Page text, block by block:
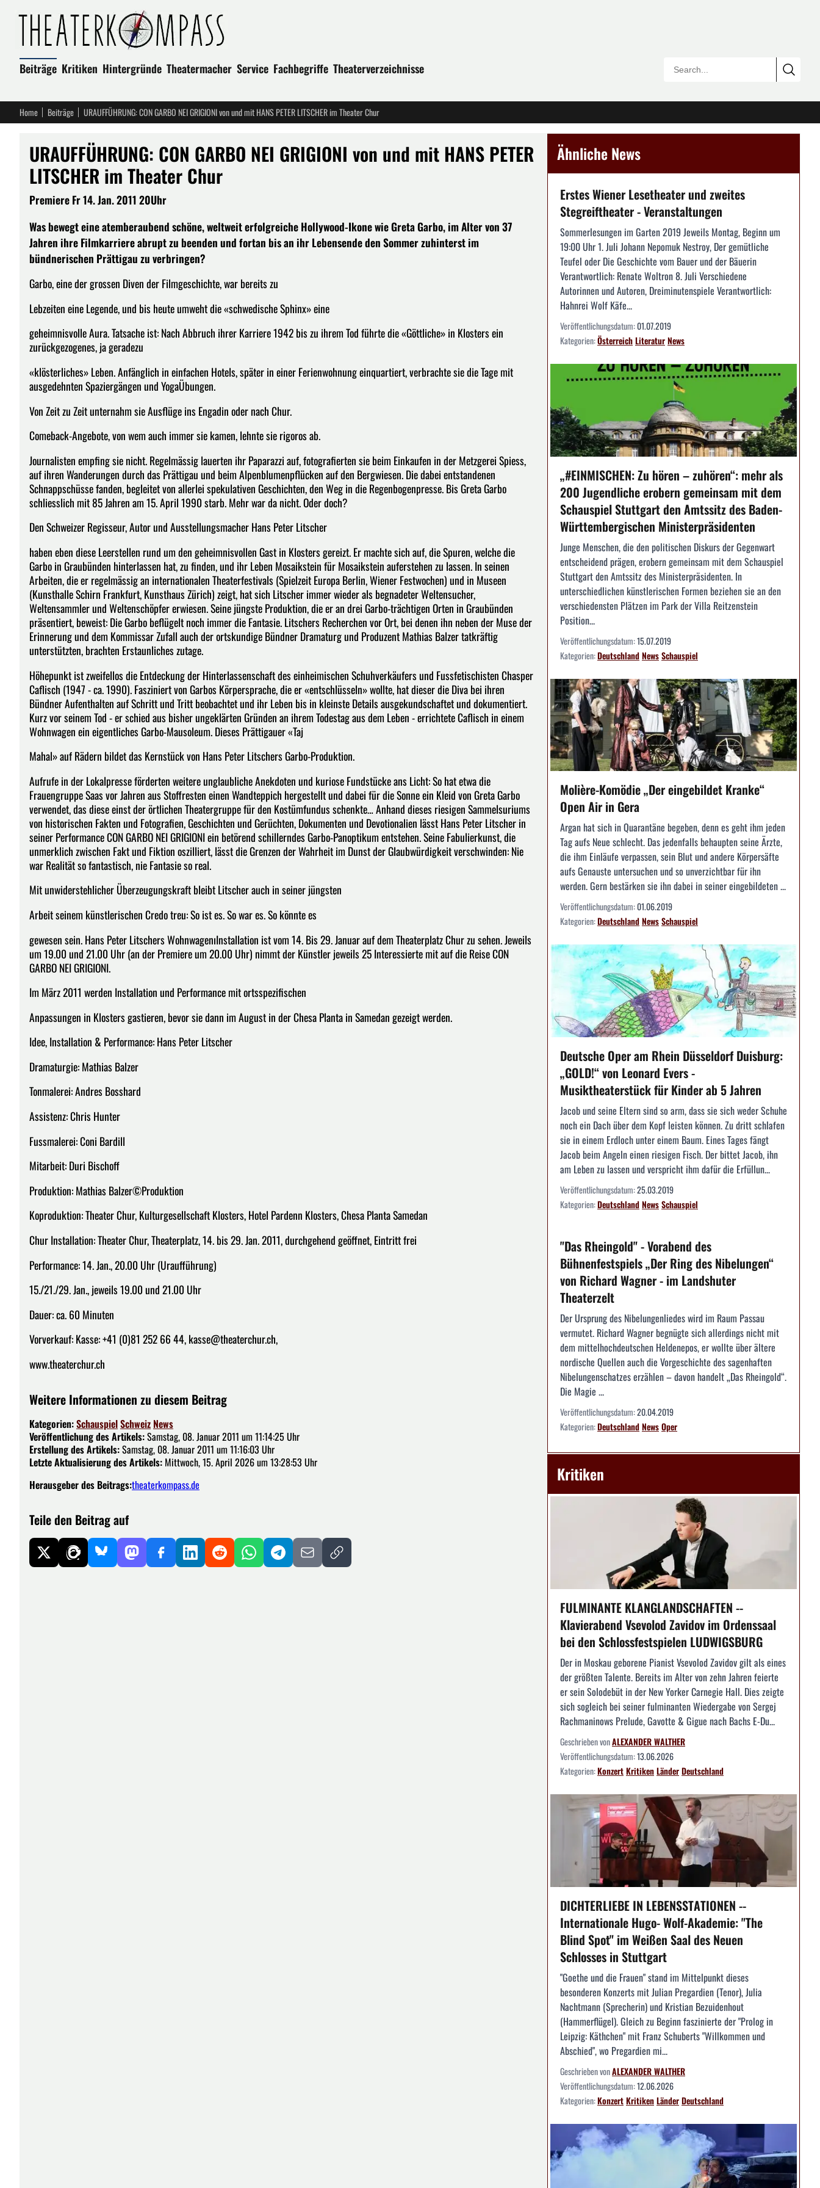
Beiträge Kritiken Hintergründe Theatermacher Service Fachbegriffe Theaterverzeichnisse
Home Beiträge URAUFFÜHRUNG: CON GARBO NEI GRIGIONI von und mit HANS PETER LITSCHER im Theater Chur
URAUFFÜHRUNG: CON GARBO NEI GRIGIONI von und mit HANS PETER
LITSCHER im Theater Chur
Premiere Fr 14. Jan. 2011 20Uhr
Was bewegt eine atemberaubend schöne, weltweit erfolgreiche Hollywood-Ikone wie Greta Garbo, im Alter von 37
Jahren ihre Filmkarriere abrupt zu beenden und fortan bis an ihr Lebensende den Sommer zuhinterst im
bündnerischen Prättigau zu verbringen?
Garbo, eine der grossen Diven der Filmgeschichte, war bereits zu
Lebzeiten eine Legende, und bis heute umweht die «schwedische Sphinx» eine
geheimnisvolle Aura. Tatsache ist: Nach Abbruch ihrer Karriere 1942 bis zu ihrem Tod führte die «Göttliche» in Klosters ein
zurückgezogenes, ja geradezu
«klösterliches» Leben. Anfänglich in einfachen Hotels, später in einer Ferienwohnung einquartiert, verbrachte sie die Tage mit
ausgedehnten Spaziergängen und YogaÜbungen.
Von Zeit zu Zeit unternahm sie Ausflüge ins Engadin oder nach Chur.
Comeback-Angebote, von wem auch immer sie kamen, lehnte sie rigoros ab.
Journalisten empfing sie nicht. Regelmässig lauerten ihr Paparazzi auf, fotografierten sie beim Einkaufen in der Metzgerei Spiess,
auf ihren Wanderungen durch das Prättigau und beim Alpenblumenpflücken auf den Bergwiesen. Die dabei entstandenen
Schnappschüsse fanden, begleitet von allerlei spekulativen Geschichten, den Weg in die Regenbogenpresse. Bis Greta Garbo
schliesslich mit 85 Jahren am 15. April 1990 starb. Mehr war da nicht. Oder doch?
Den Schweizer Regisseur, Autor und Ausstellungsmacher Hans Peter Litscher
haben eben diese Leerstellen rund um den geheimnisvollen Gast in Klosters gereizt. Er machte sich auf, die Spuren, welche die
Garbo in Graubünden hinterlassen hat, zu finden, und ihr Leben Mosaikstein für Mosaikstein auferstehen zu lassen. In seinen
Arbeiten, die er regelmässig an internationalen Theaterfestivals (Spielzeit Europa Berlin, Wiener Festwochen) und in Museen
(Kunsthalle Schirn Frankfurt, Kunsthaus Zürich) zeigt, hat sich Litscher immer wieder als begnadeter Weltensucher,
Weltensammler und Weltenschöpfer erwiesen. Seine jüngste Produktion, die er an drei Garbo-trächtigen Orten in Graubünden
präsentiert, beweist: Die Garbo beflügelt noch immer die Fantasie. Litschers Recherchen vor Ort, bei denen ihn neben der Muse der
Erinnerung und dem Kommissar Zufall auch der ortskundige Bündner Dramaturg und Produzent Mathias Balzer tatkräftig
unterstützten, brachten Erstaunliches zutage.
Höhepunkt ist zweifellos die Entdeckung der Hinterlassenschaft des einheimischen Schuhverkäufers und Fussfetischisten Chasper
Caflisch (1947 - ca. 1990). Fasziniert von Garbos Körpersprache, die er «entschlüsseln» wollte, hat dieser die Diva bei ihren
Bündner Aufenthalten auf Schritt und Tritt beobachtet und ihr Leben bis in kleinste Details ausgekundschaftet und dokumentiert.
Kurz vor seinem Tod - er schied aus bisher ungeklärten Gründen an ihrem Todestag aus dem Leben - errichtete Caflisch in einem
Wohnwagen ein eigentliches Garbo-Mausoleum. Dieses Prättigauer «Taj
Mahal» auf Rädern bildet das Kernstück von Hans Peter Litschers Garbo-Produktion.
Aufrufe in der Lokalpresse förderten weitere unglaubliche Anekdoten und kuriose Fundstücke ans Licht: So hat etwa die
Frauengruppe Saas vor Jahren aus Stoffresten einen Wandteppich hergestellt und dabei für die Sonne ein Kleid von Greta Garbo
verwendet, das diese einst der örtlichen Theatergruppe für den Kostümfundus schenkte… Anhand dieses riesigen Sammelsuriums
von historischen Fakten und Fotografien, Geschichten und Gerüchten, Dokumenten und Devotionalien lässt Hans Peter Litscher in
seiner Performance CON GARBO NEI GRIGIONI ein betörend schillerndes Garbo-Panoptikum entstehen. Seine Fabulierkunst, die
unmerklich zwischen Fakt und Fiktion oszilliert, lässt die Grenzen der Wahrheit im Dunst der Glaubwürdigkeit verschwinden: Nie
war Realität so fantastisch, nie Fantasie so real.
Mit unwiderstehlicher Überzeugungskraft bleibt Litscher auch in seiner jüngsten
Arbeit seinem künstlerischen Credo treu: So ist es. So war es. So könnte es
gewesen sein. Hans Peter Litschers WohnwagenıInstallation ist vom 14. Bis 29. Januar auf dem Theaterplatz Chur zu sehen. Jeweils
um 19.00 und 21.00 Uhr (an der Premiere um 20.00 Uhr) nimmt der Künstler jeweils 25 Interessierte mit auf die Reise CON
GARBO NEI GRIGIONI.
Im März 2011 werden Installation und Performance mit ortsspezifischen
Anpassungen in Klosters gastieren, bevor sie dann im August in der Chesa Planta in Samedan gezeigt werden.
Idee, Installation & Performance: Hans Peter Litscher
Dramaturgie: Mathias Balzer
Tonmalerei: Andres Bosshard
Assistenz: Chris Hunter
Fussmalerei: Coni Bardill
Mitarbeit: Duri Bischoff
Produktion: Mathias Balzer©Produktion
Koproduktion: Theater Chur, Kulturgesellschaft Klosters, Hotel Pardenn Klosters, Chesa Planta Samedan
Chur Installation: Theater Chur, Theaterplatz, 14. bis 29. Jan. 2011, durchgehend geöffnet, Eintritt frei
Performance: 14. Jan., 20.00 Uhr (Uraufführung)
15./21./29. Jan., jeweils 19.00 und 21.00 Uhr
Dauer: ca. 60 Minuten
Vorverkauf: Kasse: +41 (0)81 252 66 44, kasse@theaterchur.ch,
www.theaterchur.ch
Weitere Informationen zu diesem Beitrag
Kategorien:SchauspielSchweiz News
Veröffentlichung des Artikels:Samstag, 08. Januar 2011 um 11:14:25 Uhr
Erstellung des Artikels:Samstag, 08. Januar 2011 um 11:16:03 Uhr
Letzte Aktualisierung des Artikels: Mittwoch, 15. April 2026 um 13:28:53 Uhr
Herausgeber des Beitrags:theaterkompass.de
Teile den Beitrag auf
Ähnliche News
Erstes Wiener Lesetheater und zweites
Stegreiftheater - Veranstaltungen
Sommerlesungen im Garten 2019 Jeweils Montag, Beginn um
19:00 Uhr 1. Juli Johann Nepomuk Nestroy, Der gemütliche
Teufel oder Die Geschichte vom Bauer und der Bäuerin
Verantwortlich: Renate Woltron 8. Juli Verschiedene
Autorinnen und Autoren, Dreiminutenspiele Verantwortlich:
Hahnrei Wolf Käfe...
Veröffentlichungsdatum:01.07.2019
Kategorien:ÖsterreichLiteraturNews
„#EINMISCHEN: Zu hören – zuhören“: mehr als
200 Jugendliche erobern gemeinsam mit dem
Schauspiel Stuttgart den Amtssitz des Baden-
Württembergischen Ministerpräsidenten
Junge Menschen, die den politischen Diskurs der Gegenwart
entscheidend prägen, erobern gemeinsam mit dem Schauspiel
Stuttgart den Amtssitz des Ministerpräsidenten. In
unterschiedlichen künstlerischen Formen beziehen sie an den
verschiedensten Plätzen im Park der Villa Reitzenstein
Position...
Veröffentlichungsdatum:15.07.2019
Kategorien:DeutschlandNewsSchauspiel
Molière-Komödie „Der eingebildet Kranke“
Open Air in Gera
Argan hat sich in Quarantäne begeben, denn es geht ihm jeden
Tag aufs Neue schlecht. Das jedenfalls behaupten seine Ärzte,
die ihm Einläufe verpassen, sein Blut und andere Körpersäfte
aufs Genauste untersuchen und so unverzichtbar für ihn
werden. Gern bestärken sie ihn dabei in seiner eingebildeten ...
Veröffentlichungsdatum:01.06.2019
Kategorien:DeutschlandNewsSchauspiel
Deutsche Oper am Rhein Düsseldorf Duisburg:
„GOLD!“ von Leonard Evers -
Musiktheaterstück für Kinder ab 5 Jahren
Jacob und seine Eltern sind so arm, dass sie sich weder Schuhe
noch ein Dach über dem Kopf leisten können. Zu dritt schlafen
sie in einem Erdloch unter einem Baum. Eines Tages fängt
Jacob beim Angeln einen riesigen Fisch. Der bittet Jacob, ihn
am Leben zu lassen und verspricht ihm dafür die Erfüllun...
Veröffentlichungsdatum:25.03.2019
Kategorien:DeutschlandNewsSchauspiel
"Das Rheingold" - Vorabend des
Bühnenfestspiels „Der Ring des Nibelungen“
von Richard Wagner - im Landshuter
Theaterzelt
Der Ursprung des Nibelungenliedes wird im Raum Passau
vermutet. Richard Wagner begnügte sich allerdings nicht mit
dem mittelhochdeutschen Heldenepos, er wollte über ältere
nordische Quellen auch die Vorgeschichte des sagenhaften
Nibelungenschatzes erzählen – davon handelt „Das Rheingold“.
Die Magie ...
Veröffentlichungsdatum:20.04.2019
Kategorien:DeutschlandNewsOper
Kritiken
FULMINANTE KLANGLANDSCHAFTEN --
Klavierabend Vsevolod Zavidov im Ordenssaal
bei den Schlossfestspielen LUDWIGSBURG
Der in Moskau geborene Pianist Vsevolod Zavidov gilt als eines
der größten Talente. Bereits im Alter von zehn Jahren feierte
er sein Solodebüt in der New Yorker Carnegie Hall. Dies zeigte
sich sogleich bei seiner fulminanten Wiedergabe von Sergej
Rachmaninows Prelude, Gavotte & Gigue nach Bachs E-Du...
Geschrieben vonALEXANDER WALTHER
Veröffentlichungsdatum:13.06.2026
Kategorien:KonzertKritikenLänderDeutschland
DICHTERLIEBE IN LEBENSSTATIONEN --
Internationale Hugo- Wolf-Akademie: "The
Blind Spot" im Weißen Saal des Neuen
Schlosses in Stuttgart
"Goethe und die Frauen" stand im Mittelpunkt dieses
besonderen Konzerts mit Julian Pregardien (Tenor), Julia
Nachtmann (Sprecherin) und Kristian Bezuidenhout
(Hammerflügel). Gleich zu Beginn faszinierte der "Prolog in
Leipzig: Käthchen" mit Franz Schuberts "Willkommen und
Abschied", wo Pregardien mi...
Geschrieben vonALEXANDER WALTHER
Veröffentlichungsdatum:12.06.2026
Kategorien:KonzertKritikenLänderDeutschland